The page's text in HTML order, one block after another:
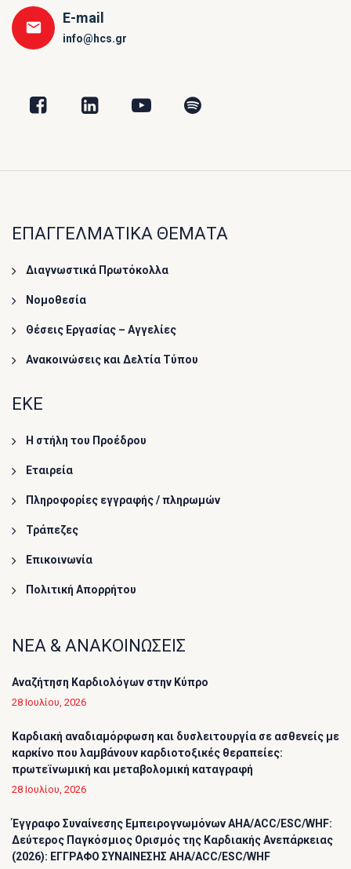
E-mail
info@hcs.gr
ΕΠΑΓΓΕΛΜΑΤΙΚΑ ΘΕΜΑΤΑ
Διαγνωστικά Πρωτόκολλα
Νομοθεσία
Θέσεις Εργασίας – Αγγελίες
Ανακοινώσεις και Δελτία Τύπου
ΕΚΕ
Η στήλη του Προέδρου
Εταιρεία
Πληροφορίες εγγραφής / πληρωμών
Τράπεζες
Επικοινωνία
Πολιτική Απορρήτου
ΝΕΑ & ΑΝΑΚΟΙΝΩΣΕΙΣ
Αναζήτηση Καρδιολόγων στην Κύπρο
28 Ιουλίου, 2026
Καρδιακή αναδιαμόρφωση και δυσλειτουργία σε ασθενείς με
καρκίνο που λαμβάνουν καρδιοτοξικές θεραπείες:
πρωτεϊνωμική και μεταβολομική καταγραφή
28 Ιουλίου, 2026
Έγγραφο Συναίνεσης Εμπειρογνωμόνων AHA/ACC/ESC/WHF:
Δεύτερος Παγκόσμιος Ορισμός της Καρδιακής Ανεπάρκειας
(2026): ΕΓΓΡΑΦΟ ΣΥΝΑΙΝΕΣΗΣ AHA/ACC/ESC/WHF